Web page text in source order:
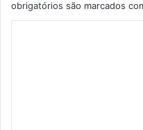
obrigatórios são marcados